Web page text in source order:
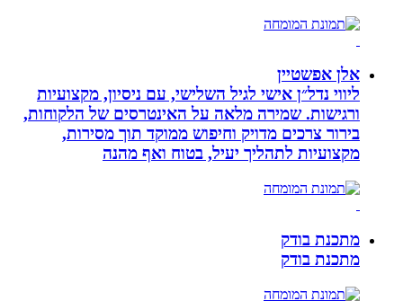
אלן אפשטיין
ליווי נדל״ן אישי לגיל השלישי, עם ניסיון, מקצועיות
ורגישות. שמירה מלאה על האינטרסים של הלקוחות,
בירור צרכים מדויק וחיפוש ממוקד תוך מסירות,
מקצועיות לתהליך יעיל, בטוח ואף מהנה
מתכנת בודק
מתכנת בודק